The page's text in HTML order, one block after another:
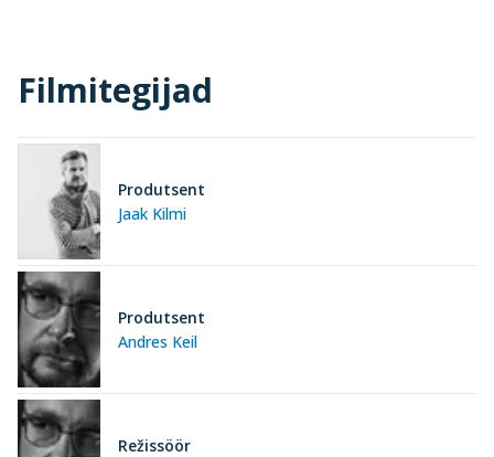
Filmitegijad
Jaak Kilmi
Produtsent
Andres Keil
Produtsent
Režissöör